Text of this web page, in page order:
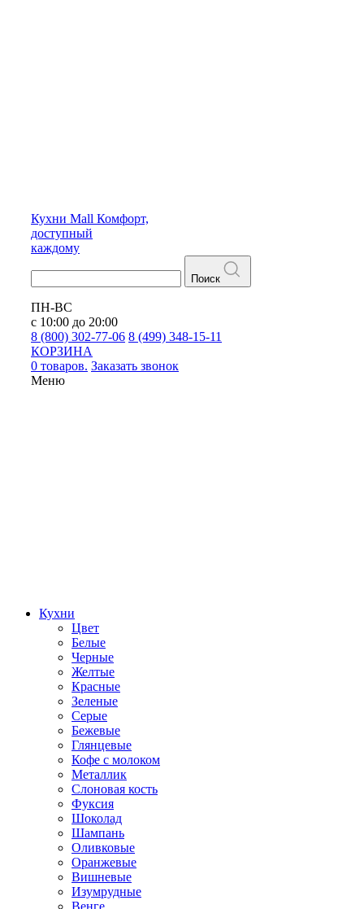
Кухни Mall Комфорт,
доступный
каждому
Поиск
ПН-ВС
с 10:00 до 20:00
8 (800) 302-77-06 8 (499) 348-15-11
КОРЗИНА
0 товаров. Заказать звонок
Меню
Кухни
Цвет
Белые
Черные
Желтые
Красные
Зеленые
Серые
Бежевые
Глянцевые
Кофе с молоком
Металлик
Слоновая кость
Фуксия
Шоколад
Шампань
Оливковые
Оранжевые
Вишневые
Изумрудные
Венге